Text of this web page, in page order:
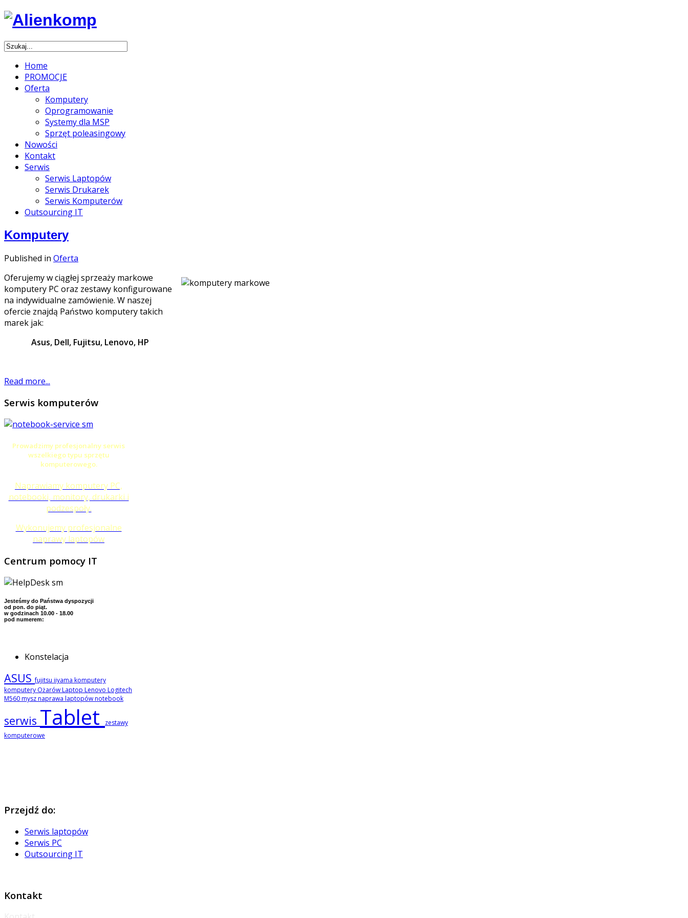
Home
PROMOCJE
Oferta
Komputery
Oprogramowanie
Systemy dla MSP
Sprzęt poleasingowy
Nowości
Kontakt
Serwis
Serwis Laptopów
Serwis Drukarek
Serwis Komputerów
Outsourcing IT
Komputery
Published in Oferta
Oferujemy w ciągłej sprzeaży markowe
komputery PC oraz zestawy konfigurowane
na indywidualne zamówienie. W naszej
ofercie znajdą Państwo komputery takich
marek jak:
Asus, Dell, Fujitsu, Lenovo, HP
Read more...
Serwis komputerów
Prowadzimy profesjonalny serwis
wszelkiego typu sprzętu
komputerowego.
Naprawiamy komputery PC,
notebooki, monitory, drukarki i
podzespoły.
Wykonujemy profesjonalne
naprawy laptopów
Centrum pomocy IT
Jesteśmy do Państwa dyspozycji
od pon. do piąt.
w godzinach 10.00 - 18.00
pod numerem:
Konstelacja
ASUSfujitsu iiyama komputery
komputery OżarówLaptop Lenovo Logitech
M560mysznaprawa laptopównotebook
serwis Tablet
zestawy
komputerowe
Przejdź do:
Serwis laptopów
Serwis PC
Outsourcing IT
Kontakt